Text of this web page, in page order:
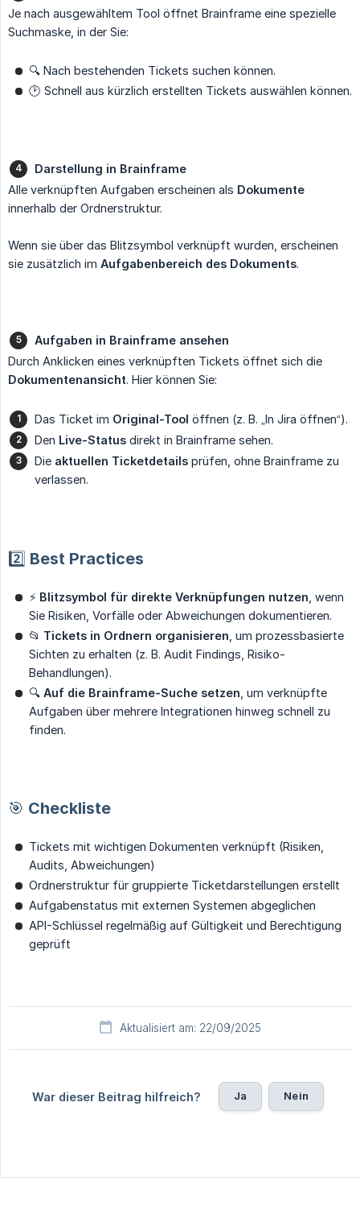
Je nach ausgewähltem Tool öffnet Brainframe eine spezielle
Suchmaske, in der Sie:
🔍 Nach bestehenden Tickets suchen können.
🕑 Schnell aus kürzlich erstellten Tickets auswählen können.
Darstellung in Brainframe
Alle verknüpften Aufgaben erscheinen als Dokumente
innerhalb der Ordnerstruktur.
Wenn sie über das Blitzsymbol verknüpft wurden, erscheinen
sie zusätzlich im Aufgabenbereich des Dokuments.
Aufgaben in Brainframe ansehen
Durch Anklicken eines verknüpften Tickets öffnet sich die
Dokumentenansicht. Hier können Sie:
Das Ticket im Original-Tool öffnen (z. B. „In Jira öffnen“).
Den Live-Status direkt in Brainframe sehen.
Die aktuellen Ticketdetails prüfen, ohne Brainframe zu
verlassen.
2️⃣ Best Practices
⚡ Blitzsymbol für direkte Verknüpfungen nutzen , wenn
Sie Risiken, Vorfälle oder Abweichungen dokumentieren.
📂 Tickets in Ordnern organisieren , um prozessbasierte
Sichten zu erhalten (z. B. Audit Findings, Risiko-
Behandlungen).
🔍 Auf die Brainframe-Suche setzen , um verknüpfte
Aufgaben über mehrere Integrationen hinweg schnell zu
finden.
🎯 Checkliste
Tickets mit wichtigen Dokumenten verknüpft (Risiken,
Audits, Abweichungen)
Ordnerstruktur für gruppierte Ticketdarstellungen erstellt
Aufgabenstatus mit externen Systemen abgeglichen
API-Schlüssel regelmäßig auf Gültigkeit und Berechtigung
geprüft
Aktualisiert am: 22/09/2025
War dieser Beitrag hilfreich? Ja Nein